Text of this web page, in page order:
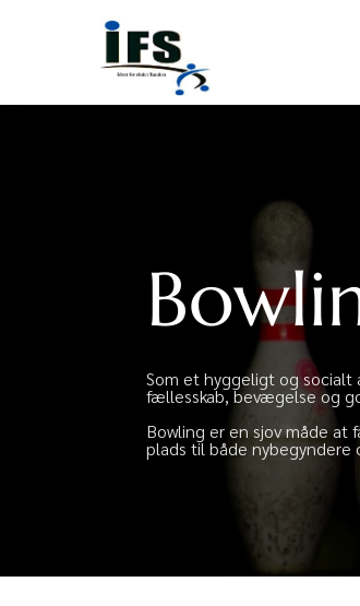
Som et hyggeligt og socialt
fællesskab, bevægelse og
Bowling er en sjov måde
plads til både